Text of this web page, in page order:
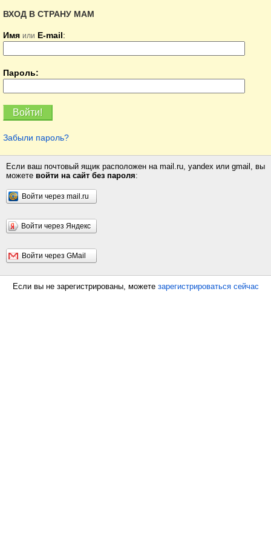
ВХОД В СТРАНУ МАМ
Имя или E-mail:
Пароль:
Забыли пароль?
Если ваш почтовый ящик расположен на mail.ru, yandex или gmail, вы
можете войти на сайт без пароля:
Войти через mail.ru
Войти через Яндекс
Войти через GMail
Если вы не зарегистрированы, можете зарегистрироваться сейчас